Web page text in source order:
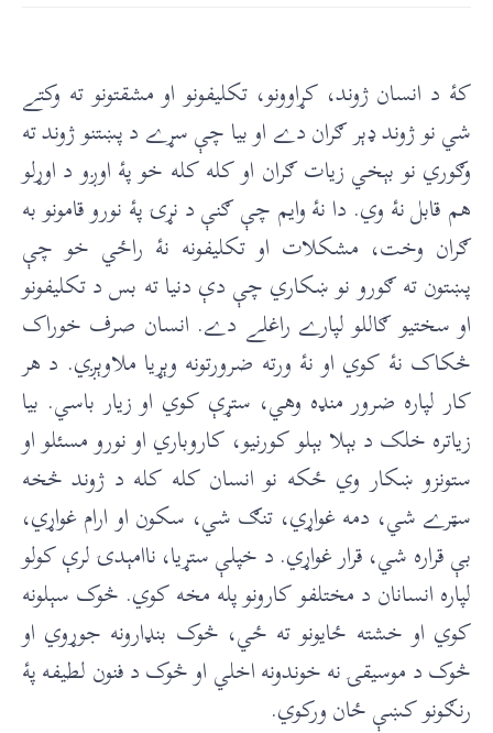
کۀ د انسان ژوند، کړاوونو، تکليفونو او مشقتونو ته وکتے
شي نو ژوند ډېر ګران دے او بيا چې سړے د پښتنو ژوند ته
وګوري نو بېخي زيات ګران او کله کله خو پۀ اوږو د اوړلو
هم قابل نۀ وي. دا نۀ وايم چې ګنې د نړۍ پۀ نورو قامونو به
ګران وخت، مشکلات او تکليفونه نۀ راځي خو چې
پښتون ته ګورو نو ښکاري چې دې دنيا ته بس د تکليفونو
او سختيو ګاللو لپارے راغلے دے. انسان صرف خوراک
څکاک نۀ کوي او نۀ ورته ضرورتونه وېړيا ملاوېږي. د هر
کار لپاره ضرور منډه وهي، ستړې کوي او زيار باسي. بيا
زياتره خلک د بېلا بېلو کورنيو، کاروباري او نورو مسئلو او
ستونزو ښکار وي ځکه نو انسان کله کله د ژوند څخه
سټرے شي، دمه غواړي، تنګ شي، سکون او ارام غواړي،
بې قراره شي، قرار غواړي. د خپلې ستړيا، ناامېدۍ لرې کولو
لپاره انسانان د مختلفو کارونو پله مخه کوي. څوک سېلونه
کوي او خشته ځايونو ته ځي، څوک بنډارونه جوړوي او
څوک د موسيقۍ نه خوندونه اخلي او څوک د فنون لطيفه پۀ
رنګونو کښې ځان ورکوي.